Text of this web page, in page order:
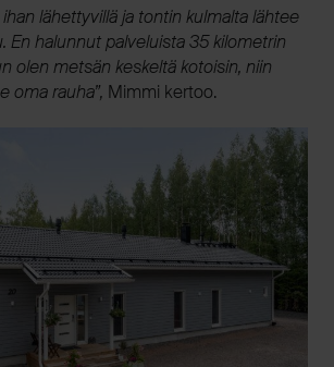
ihan lähettyvillä ja tontin kulmalta lähtee
En halunnut palveluista 35 kilometrin
olen metsän keskeltä kotoisin, niin
oma rauha”, Mimmi kertoo.